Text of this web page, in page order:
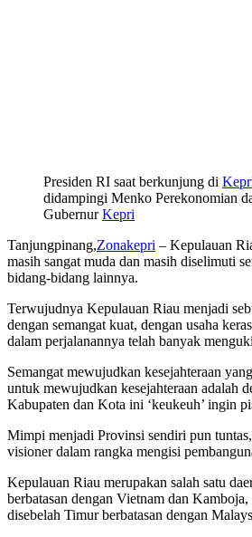
Presiden RI saat berkunjung di
didampingi Menko Perekonomian
GubernurKepri
Tanjungpinang,Zonakepri – Kepulauan
masih sangat muda dan masih diselimuti
bidang-bidang lainnya.
Terwujudnya Kepulauan Riau menjadi
dengan semangat kuat, dengan usaha
dalam perjalanannya telah banyak
Semangat mewujudkan kesejahteraan
untuk mewujudkan kesejahteraan adalah
Kabupaten dan Kota ini ‘keukeuh’ ingin
Mimpi menjadi Provinsi sendiri pun
visioner dalam rangka mengisi
Kepulauan Riau merupakan salah satu
berbatasan dengan Vietnam dan
disebelah Timur berbatasan dengan